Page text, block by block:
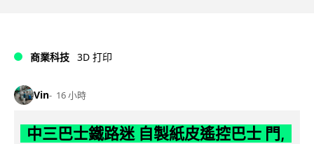
商業科技 3D 打印
Vin 16 小時
中三巴士鐵路迷 自製紙皮遙控巴士 門,